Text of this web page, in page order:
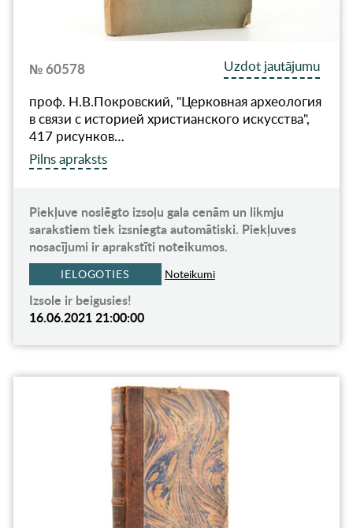
№ 60578
Uzdot jautājumu
проф. Н.В.Покровский, "Церковная археология
в связи с историей христианского искусства",
417 рисунков…
Pilns apraksts
Piekļuve noslēgto izsoļu gala cenām un likmju
sarakstiem tiek izsniegta automātiski. Piekļuves
nosacījumi ir aprakstīti noteikumos.
IELOGOTIES Noteikumi
Izsole ir beigusies!
16.06.2021 21:00:00